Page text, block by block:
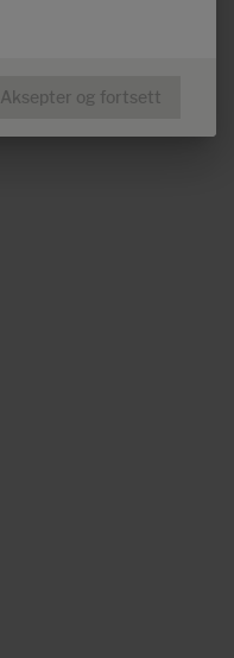
Aksepter og fortsett